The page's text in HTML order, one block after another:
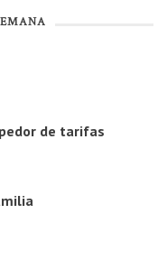
de tarifas